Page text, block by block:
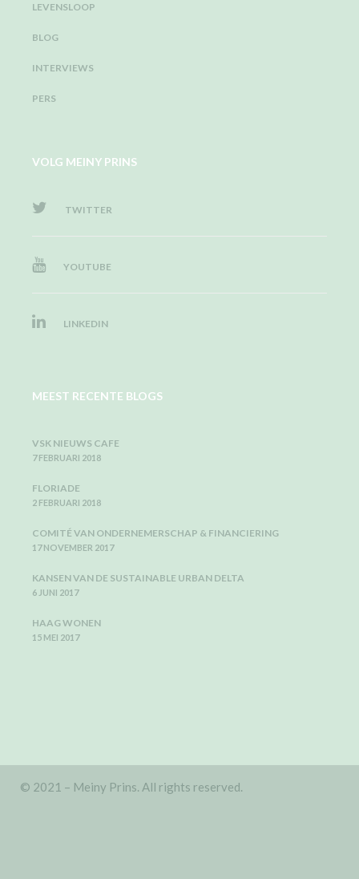
LEVENSLOOP
BLOG
INTERVIEWS
PERS
VOLG MEINY PRINS
TWITTER
YOUTUBE
LINKEDIN
MEEST RECENTE BLOGS
VSK NIEUWS CAFE
7 FEBRUARI 2018
FLORIADE
2 FEBRUARI 2018
COMITÉ VAN ONDERNEMERSCHAP & FINANCIERING
17 NOVEMBER 2017
KANSEN VAN DE SUSTAINABLE URBAN DELTA
6 JUNI 2017
HAAG WONEN
15 MEI 2017
© 2021 – Meiny Prins. All rights reserved.